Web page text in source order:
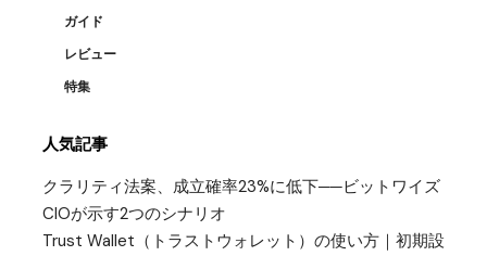
ガイド
レビュー
特集
人気記事
クラリティ法案、成立確率23%に低下──ビットワイズ
CIOが示す2つのシナリオ
Trust Wallet（トラストウォレット）の使い方｜初期設